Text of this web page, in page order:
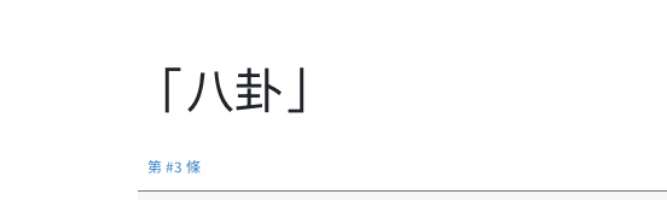
「八卦」
第 #3 條